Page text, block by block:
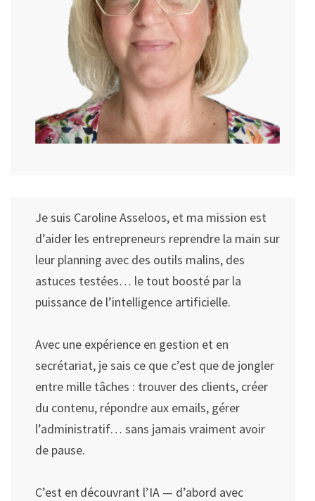
Je suis Caroline Asseloos, et ma mission est
d’aider les entrepreneurs reprendre la main sur
leur planning avec des outils malins, des
astuces testées… le tout boosté par la
puissance de l’intelligence artificielle.
Avec une expérience en gestion et en
secrétariat, je sais ce que c’est que de jongler
entre mille tâches : trouver des clients, créer
du contenu, répondre aux emails, gérer
l’administratif… sans jamais vraiment avoir
de pause.
C’est en découvrant l’IA — d’abord avec